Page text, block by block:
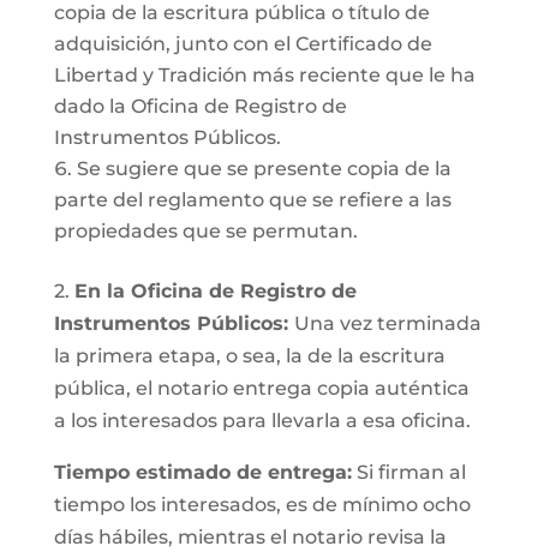
copia de la escritura pública o título de
adquisición, junto con el Certificado de
Libertad y Tradición más reciente que le ha
dado la Oficina de Registro de
Instrumentos Públicos.
Se sugiere que se presente copia de la
parte del reglamento que se refiere a las
propiedades que se permutan.
2. En la Oficina de Registro de
Instrumentos Públicos: Una vez terminada
la primera etapa, o sea, la de la escritura
pública, el notario entrega copia auténtica
a los interesados para llevarla a esa oficina.
Tiempo estimado de entrega:Si firman al
tiempo los interesados, es de mínimo ocho
días hábiles, mientras el notario revisa la